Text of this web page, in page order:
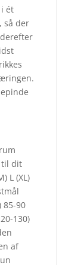
ét
så der
til dit
L (XL)
85-90
130)
af